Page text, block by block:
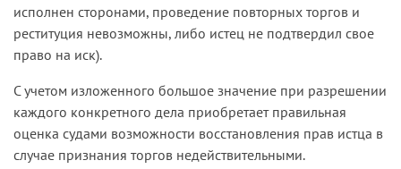
исполнен сторонами, проведение повторных торгов и
реституция невозможны, либо истец не подтвердил свое
право на иск).
С учетом изложенного большое значение при разрешении
каждого конкретного дела приобретает правильная
оценка судами возможности восстановления прав истца в
случае признания торгов недействительными.